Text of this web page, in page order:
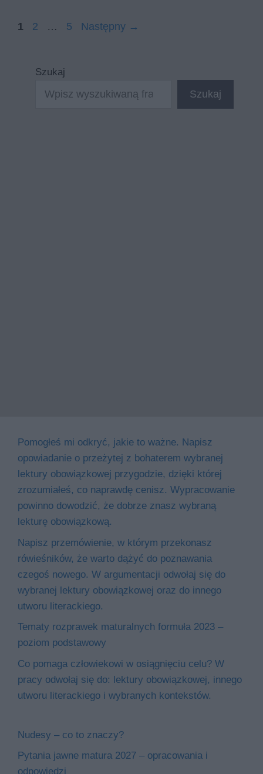
Strona
1 Strona
2 … Strona
5 Następny →
Szukaj
Szukaj
Pomogłeś mi odkryć, jakie to ważne. Napisz
opowiadanie o przeżytej z bohaterem wybranej
lektury obowiązkowej przygodzie, dzięki której
zrozumiałeś, co naprawdę cenisz. Wypracowanie
powinno dowodzić, że dobrze znasz wybraną
lekturę obowiązkową.
Napisz przemówienie, w którym przekonasz
rówieśników, że warto dążyć do poznawania
czegoś nowego. W argumentacji odwołaj się do
wybranej lektury obowiązkowej oraz do innego
utworu literackiego.
Tematy rozprawek maturalnych formuła 2023 –
poziom podstawowy
Co pomaga człowiekowi w osiągnięciu celu? W
pracy odwołaj się do: lektury obowiązkowej, innego
utworu literackiego i wybranych kontekstów.
Nudesy – co to znaczy?
Pytania jawne matura 2027 – opracowania i
odpowiedzi